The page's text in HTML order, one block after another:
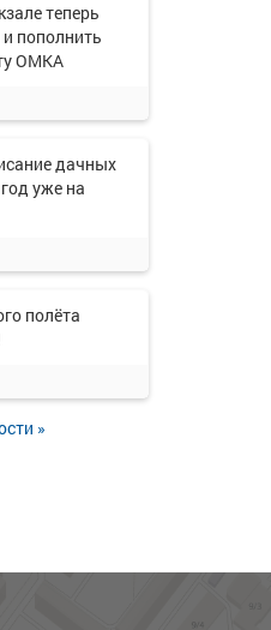
теперь
пополнить
ОМКА
дачных
уже на
полёта
»